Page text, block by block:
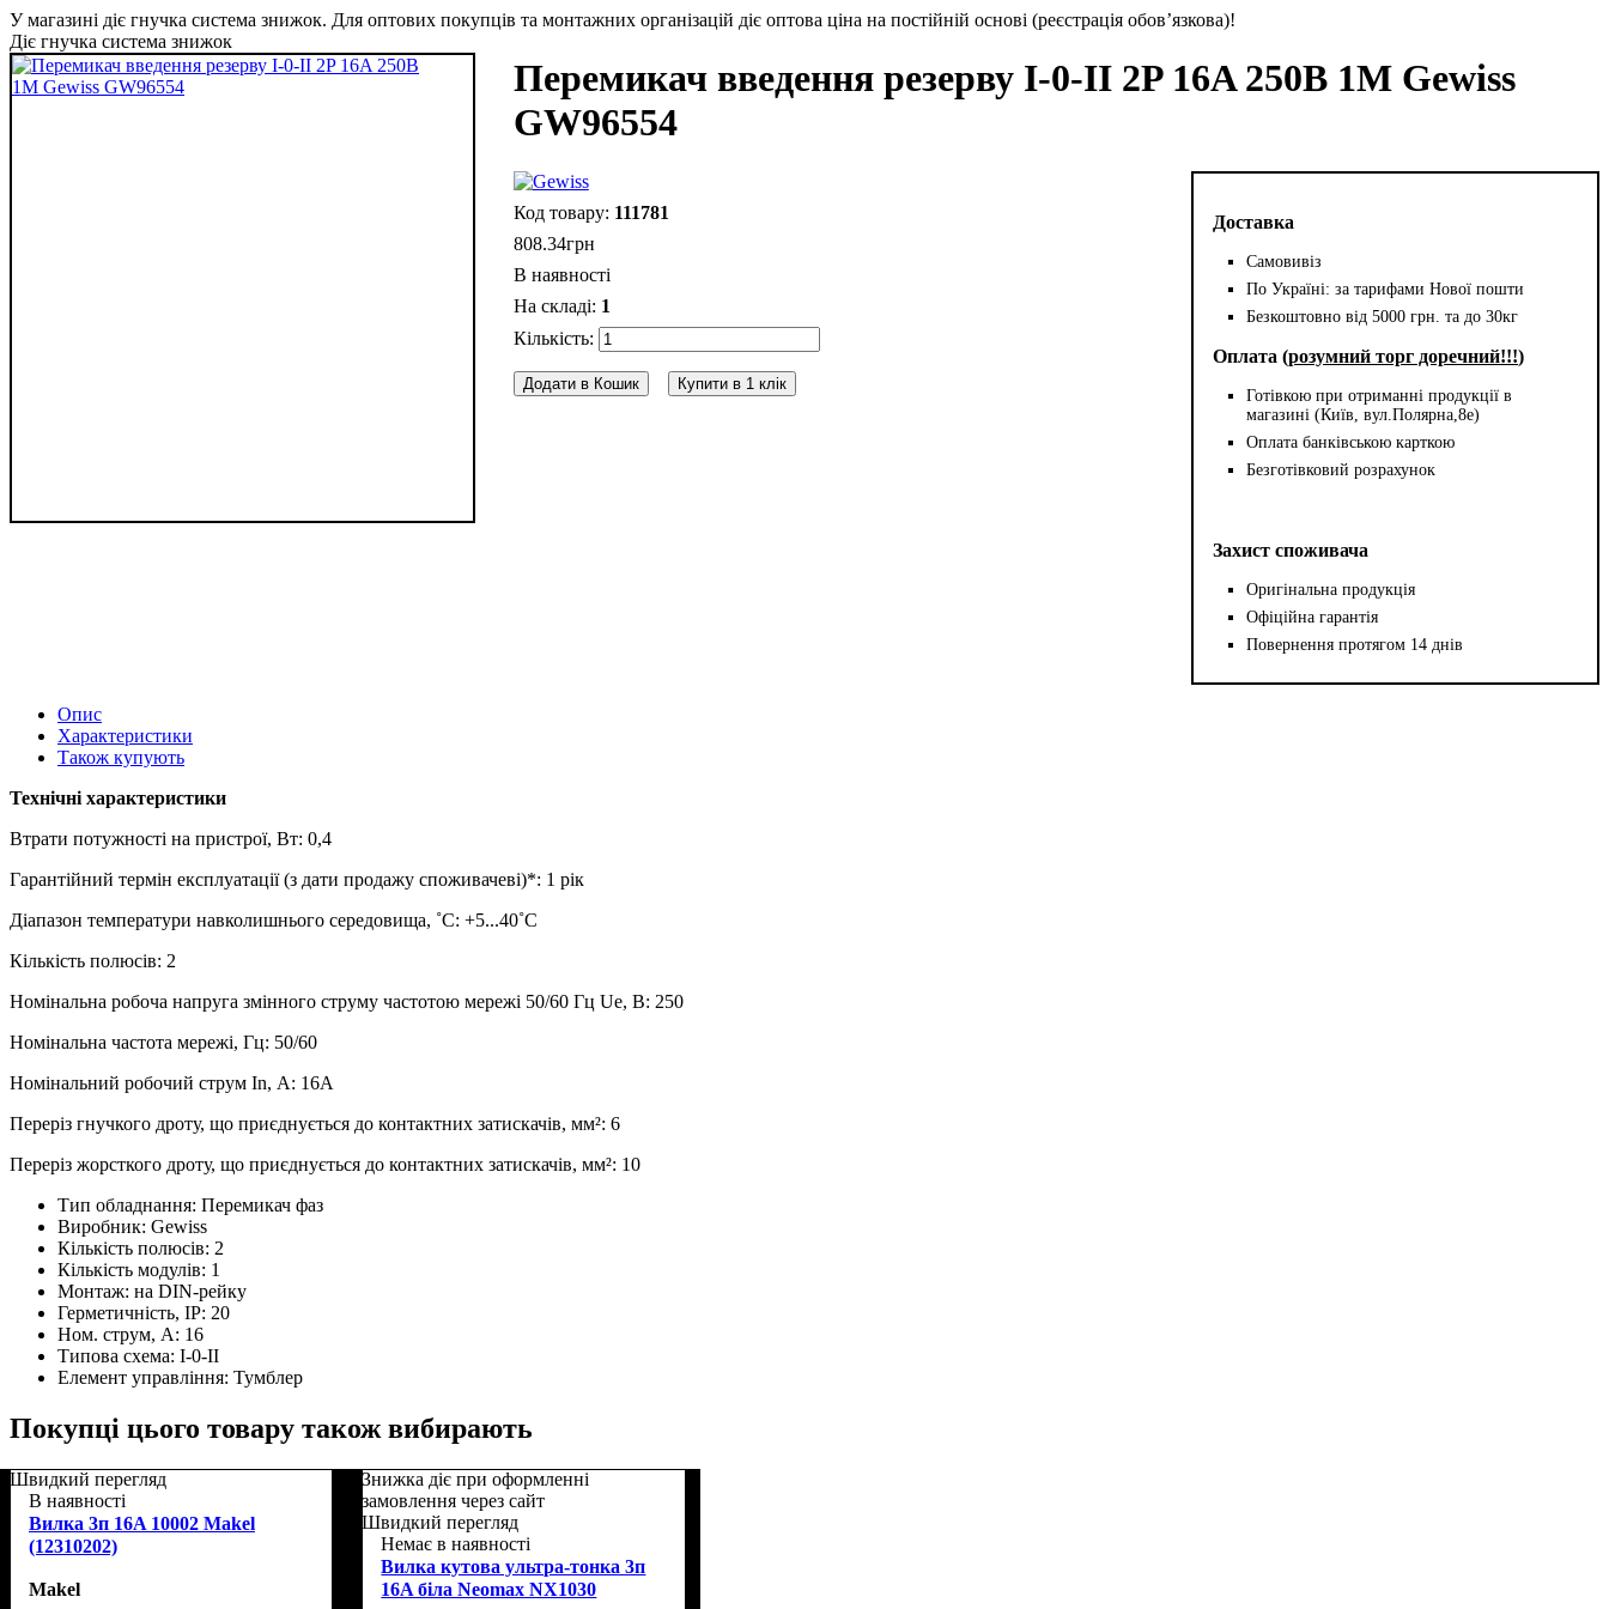
У магазині діє гнучка система знижок. Для оптових покупців та монтажних організацій діє оптова ціна на постійній основі (реєстрація обов’язкова)!
Діє гнучка система знижок
Перемикач введення резерву I-0-II 2P 16A 250B 1M Gewiss
GW96554
Доставка
Самовивіз
По Україні: за тарифами Нової пошти
Безкоштовно від 5000 грн. та до 30кг
Оплата (розумний торг доречний!!!)
Готівкою при отриманні продукції в
магазині (Київ, вул.Полярна,8е)
Оплата банківською карткою
Безготівковий розрахунок
Захист споживача
Оригінальна продукція
Офіційна гарантія
Повернення протягом 14 днів
111781
808.34грн
В наявності
1
Додати в Кошик Купити в 1 клік
Опис
Характеристики
Також купують
Технічні характеристики
Втрати потужності на пристрої, Вт: 0,4
Гарантійний термін експлуатації (з дати продажу споживачеві)*: 1 рік
Діапазон температури навколишнього середовища, ˚С: +5...40˚С
Кількість полюсів: 2
Номінальна робоча напруга змінного струму частотою мережі 50/60 Гц Ue, B: 250
Номінальна частота мережі, Гц: 50/60
Номінальний робочий струм In, А: 16A
Переріз гнучкого дроту, що приєднується до контактних затискачів, мм²: 6
Переріз жорсткого дроту, що приєднується до контактних затискачів, мм²: 10
Тип обладнання: Перемикач фаз
Виробник: Gewiss
Кількість полюсів: 2
Кількість модулів: 1
Монтаж: на DIN-рейку
Герметичність, IP: 20
Ном. струм, А: 16
Типова схема: I-0-II
Елемент управління: Тумблер
Покупці цього товару також вибирають
Швидкий перегляд
В наявності
Вилка 3п 16A 10002 Makel
(12310202)
Makel
Знижка діє при оформленні
замовлення через сайт
Швидкий перегляд
Немає в наявності
Вилка кутова ультра-тонка 3п
16A біла Neomax NX1030